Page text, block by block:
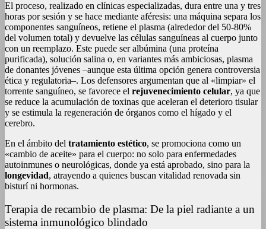
El proceso, realizado en clínicas especializadas, dura entre una y tres
horas por sesión y se hace mediante aféresis: una máquina separa los
componentes sanguíneos, retiene el plasma (alrededor del 50-80%
del volumen total) y devuelve las células sanguíneas al cuerpo junto
con un reemplazo. Este puede ser albúmina (una proteína
purificada), solución salina o, en variantes más ambiciosas, plasma
de donantes jóvenes –aunque esta última opción genera controversia
ética y regulatoria–. Los defensores argumentan que al «limpiar» el
torrente sanguíneo, se favorece el rejuvenecimiento celular, ya que
se reduce la acumulación de toxinas que aceleran el deterioro tisular
y se estimula la regeneración de órganos como el hígado y el
cerebro.
En el ámbito del tratamiento estético, se promociona como un
«cambio de aceite» para el cuerpo: no solo para enfermedades
autoinmunes o neurológicas, donde ya está aprobado, sino para la
longevidad, atrayendo a quienes buscan vitalidad renovada sin
bisturí ni hormonas.
Terapia de recambio de plasma: De la piel radiante a un
sistema inmunológico blindado